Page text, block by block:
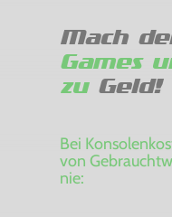
Mach
Games
zuGeld!
Bei
von
nie: